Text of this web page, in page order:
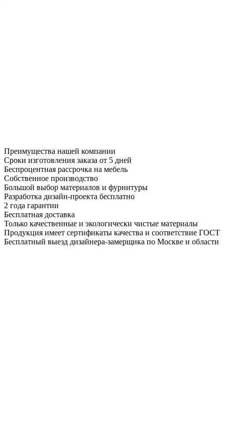
Преимущества нашей компании
Сроки изготовления заказа от 5 дней
Беспроцентная рассрочка на мебель
Собственное производство
Большой выбор материалов и фурнитуры
Разработка дизайн-проекта бесплатно
2 года гарантии
Бесплатная доставка
Только качественные и экологически чистые материалы
Продукция имеет сертификаты качества и соответствие ГОСТ
Бесплатный выезд дизайнера-замерщика по Москве и области